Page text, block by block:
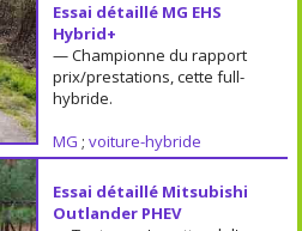
Essai détaillé MG EHS
Hybrid+
— Championne du rapport
prix/prestations, cette full-
hybride.
MG ; voiture-hybride
Essai détaillé Mitsubishi
Outlander PHEV